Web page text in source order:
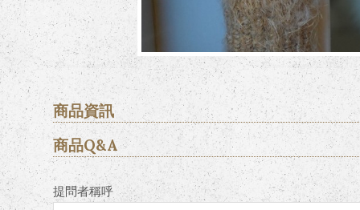
商品資訊
商品Q&A
提問者稱呼